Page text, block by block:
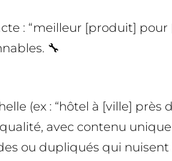
: “meilleur [produit]
🔧
(ex : “hôtel à [ville] près
avec contenu
ou dupliqués qui nuisent